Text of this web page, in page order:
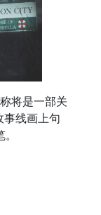
将是一部关
事线画上句